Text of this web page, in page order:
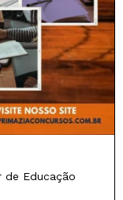
de Educação